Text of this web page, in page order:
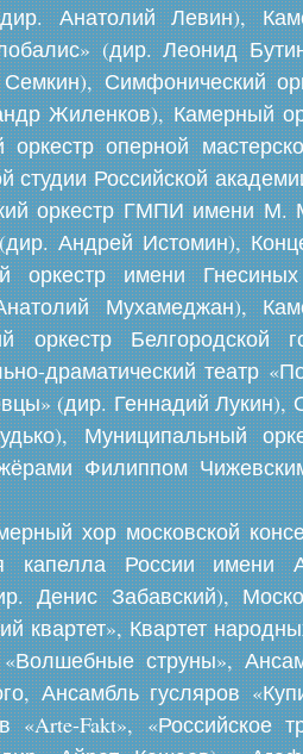
Анатолий Левин),
(дир. Леонид
Симфонический
Жиленков), Камерный
оперной
студии Российской
оркестр ГМПИ имени М.
Андрей Истомин),
оркестр имени
Мухамеджан),
Белгородской
драматический театр
(дир. Геннадий Лукин),
Муниципальный
Филиппом
хор московской
капелла России
Денис Забавский),
Квартет
струны»,
Ансамбль гусляров
Fakt», «Российское